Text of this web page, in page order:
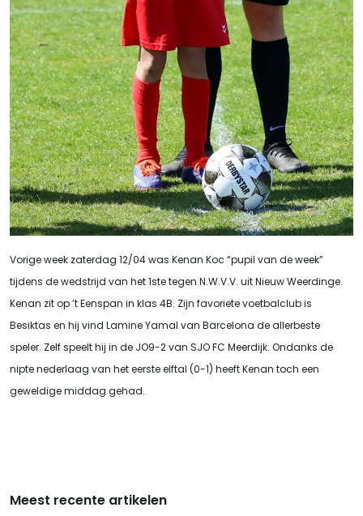
Vorige week zaterdag 12/04 was Kenan Koc “pupil van de week”
tijdens de wedstrijd van het 1ste tegen N.W.V.V. uit Nieuw Weerdinge.
Kenan zit op ’t Eenspan in klas 4B. Zijn favoriete voetbalclub is
Besiktas en hij vind Lamine Yamal van Barcelona de allerbeste
speler. Zelf speelt hij in de JO9-2 van SJO FC Meerdijk. Ondanks de
nipte nederlaag van het eerste elftal (0-1) heeft Kenan toch een
geweldige middag gehad.
Meest recente artikelen